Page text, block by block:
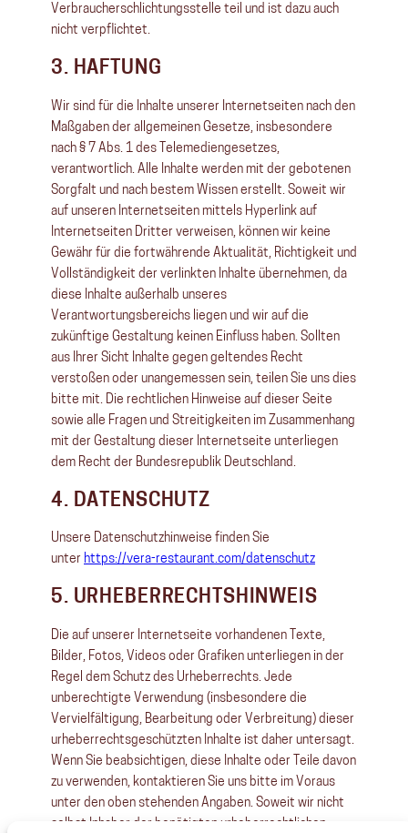
Verbraucherschlichtungsstelle teil und ist dazu auch
nicht verpflichtet.
3. HAFTUNG
Wir sind für die Inhalte unserer Internetseiten nach den
Maßgaben der allgemeinen Gesetze, insbesondere
nach § 7 Abs. 1 des Telemediengesetzes,
verantwortlich. Alle Inhalte werden mit der gebotenen
Sorgfalt und nach bestem Wissen erstellt. Soweit wir
auf unseren Internetseiten mittels Hyperlink auf
Internetseiten Dritter verweisen, können wir keine
Gewähr für die fortwährende Aktualität, Richtigkeit und
Vollständigkeit der verlinkten Inhalte übernehmen, da
diese Inhalte außerhalb unseres
Verantwortungsbereichs liegen und wir auf die
zukünftige Gestaltung keinen Einfluss haben. Sollten
aus Ihrer Sicht Inhalte gegen geltendes Recht
verstoßen oder unangemessen sein, teilen Sie uns dies
bitte mit. Die rechtlichen Hinweise auf dieser Seite
sowie alle Fragen und Streitigkeiten im Zusammenhang
mit der Gestaltung dieser Internetseite unterliegen
dem Recht der Bundesrepublik Deutschland.
4. DATENSCHUTZ
Unsere Datenschutzhinweise finden Sie
unter https://vera-restaurant.com/datenschutz
5. URHEBERRECHTSHINWEIS
Die auf unserer Internetseite vorhandenen Texte,
Bilder, Fotos, Videos oder Grafiken unterliegen in der
Regel dem Schutz des Urheberrechts. Jede
unberechtigte Verwendung (insbesondere die
Vervielfältigung, Bearbeitung oder Verbreitung) dieser
urheberrechtsgeschützten Inhalte ist daher untersagt.
Wenn Sie beabsichtigen, diese Inhalte oder Teile davon
zu verwenden, kontaktieren Sie uns bitte im Voraus
unter den oben stehenden Angaben. Soweit wir nicht
selbst Inhaber der benötigten urheberrechtlichen